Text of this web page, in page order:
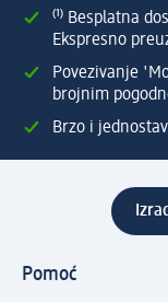
⁽¹⁾ Besplatna
Ekspresno
Povezivanje
brojnim
Brzo i
Pomoć